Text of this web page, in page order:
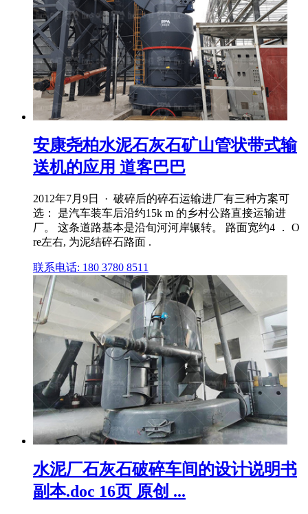
安康尧柏水泥石灰石矿山管状带式输
送机的应用 道客巴巴
2012年7月9日 · 破碎后的碎石运输进厂有三种方案可
选： 是汽车装车后沿约15k m 的乡村公路直接运输进
厂。 这条道路基本是沿旬河河岸辗转。 路面宽约4 ． O
re左右, 为泥结碎石路面 .
联系电话: 180 3780 8511
水泥厂石灰石破碎车间的设计说明书
副本.doc 16页 原创 ...